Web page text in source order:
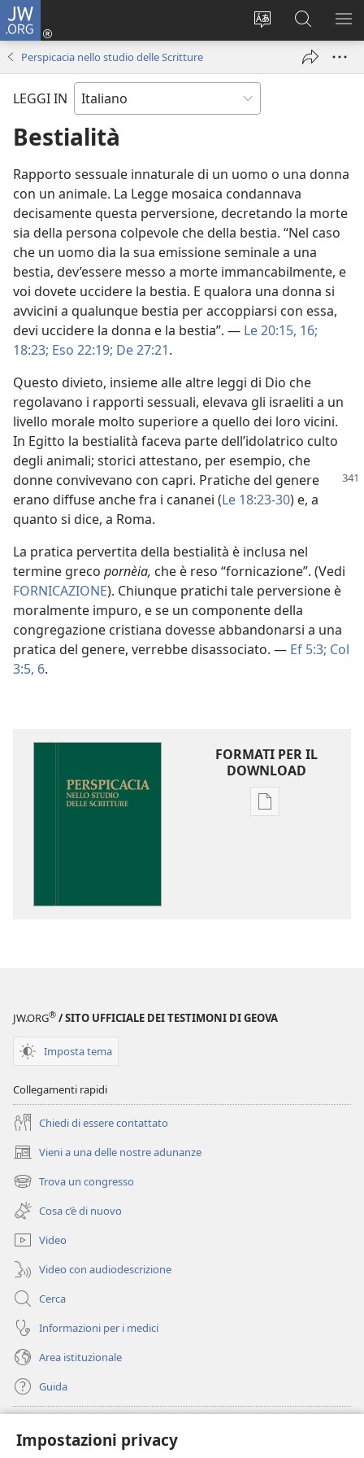
Impostazioni privacy
JW.ORG
Modificare
Accedi
(apre
finestra)
Cerca
in
JW.ORG
Perspicacia nello studio delle Scritture
LEGGI IN
Bestialità
Rapporto sessuale innaturale di un uomo o una donna
con un animale. La Legge mosaica condannava
decisamente questa perversione, decretando la morte
sia della persona colpevole che della bestia. “Nel caso
che un uomo dia la sua emissione seminale a una
bestia, dev’essere messo a morte immancabilmente, e
voi dovete uccidere la bestia. E qualora una donna si
avvicini a qualunque bestia per accoppiarsi con essa,
devi uccidere la donna e la bestia”. — Le 20:15, 16;
18:23; Eso 22:19; De 27:21.
Questo divieto, insieme alle altre leggi di Dio che
regolavano i rapporti sessuali, elevava gli israeliti a un
livello morale molto superiore a quello dei loro vicini.
In Egitto la bestialità faceva parte dell’idolatrico culto
degli animali; storici attestano, per esempio, che
donne convivevano con capri. Pratiche del genere
erano diffuse anche fra i cananei (Le 18:23-30) e, a
quanto si dice, a Roma.
La pratica pervertita della bestialità è inclusa nel
termine greco pornèia, che è reso “fornicazione”. (Vedi
FORNICAZIONE). Chiunque pratichi tale perversione è
moralmente impuro, e se un componente della
congregazione cristiana dovesse abbandonarsi a una
pratica del genere, verrebbe disassociato. — Ef 5:3; Col
3:5, 6.
FORMATI PER IL
DOWNLOAD
Opzioni
JW.ORG® / SITO UFFICIALE DEI TESTIMONI DI GEOVA
Imposta tema
Collegamenti rapidi
Chiedi di essere contattato
Vieni a una delle nostre adunanze
(apre
una
nuova
finestra)
Trova un congresso
(apre
una
nuova
finestra)
Cosa c’è di nuovo
Video
Video con audiodescrizione
Cerca
Informazioni per i medici
Area istituzionale
Guida
(apre
una